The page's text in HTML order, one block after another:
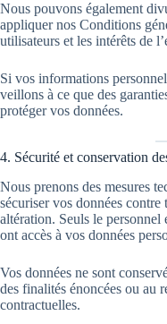
Nous pouvons également
appliquer nos Conditions
utilisateurs et les intérêts de
Si vos informations
veillons à ce que des
protéger vos données.
4. Sécurité et conservation
Nous prenons des mesures
sécuriser vos données
altération. Seuls le personnel
ont accès à vos données
Vos données ne sont
des finalités énoncées ou au
contractuelles.